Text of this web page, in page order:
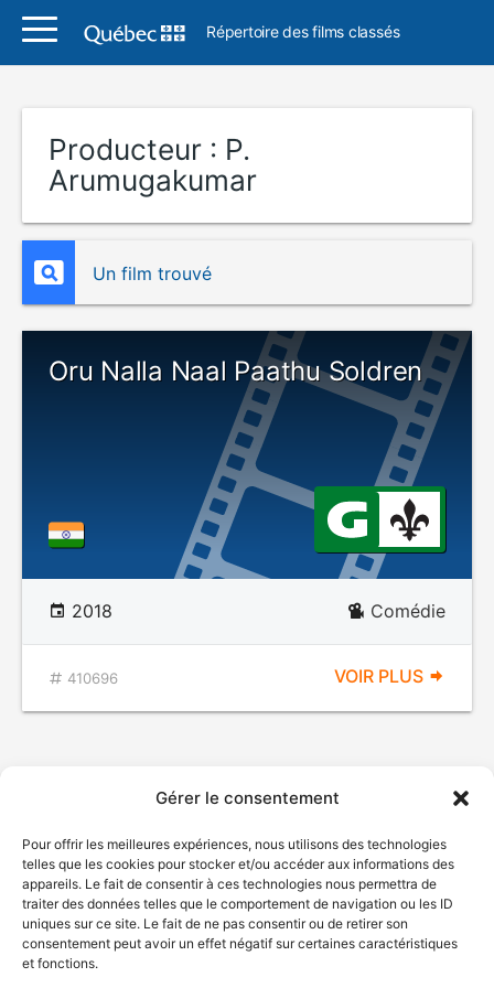
Gérer le consentement
Pour offrir les meilleures expériences, nous utilisons des technologies
telles que les cookies pour stocker et/ou accéder aux informations des
appareils. Le fait de consentir à ces technologies nous permettra de
traiter des données telles que le comportement de navigation ou les ID
uniques sur ce site. Le fait de ne pas consentir ou de retirer son
consentement peut avoir un effet négatif sur certaines caractéristiques
et fonctions.
Répertoire des films classés
Producteur : P.
Arumugakumar
Un film trouvé
Oru Nalla Naal Paathu Soldren
2018 Comédie
410696 VOIR PLUS